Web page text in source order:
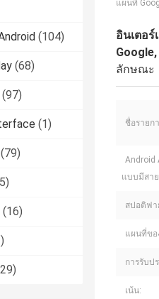
(104)
(68)
(97)
(1)
(79)
(16)
แผนที่
อินเตอ
ลักษณะ
ชื่อรายก
Android
แบบมีสา
สปอติฟา
แผนที่ขอ
การรับป
เน้น: